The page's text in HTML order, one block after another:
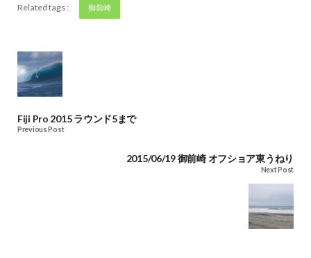
Related tags : 御前崎
Fiji Pro 2015 ラウンド5まで
Previous Post
2015/06/19 御前崎 オフショア東うねり
Next Post